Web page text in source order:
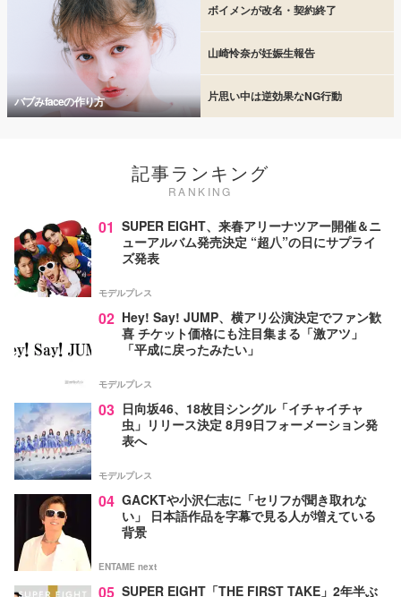
バブみfaceの作り方
ボイメンが改名・契約終了
山崎怜奈が妊娠生報告
片思い中は逆効果なNG行動
記事ランキング
RANKING
01 SUPER EIGHT、来春アリーナツアー開催＆ニ
ューアルバム発売決定 “超八”の日にサプライ
ズ発表
モデルプレス
02 Hey! Say! JUMP、横アリ公演決定でファン歓
喜 チケット価格にも注目集まる「激アツ」
「平成に戻ったみたい」
モデルプレス
03 日向坂46、18枚目シングル「イチャイチャ
虫」リリース決定 8月9日フォーメーション発
表へ
モデルプレス
04 GACKTや小沢仁志に「セリフが聞き取れな
い」 日本語作品を字幕で見る人が増えている
背景
ENTAME next
05 SUPER EIGHT「THE FIRST TAKE」2年半ぶ